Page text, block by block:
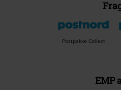
Postpakke Collect
EMP